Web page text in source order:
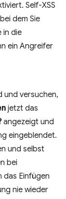
Self-XSS
dem Sie
in die
ein Angreifer
und versuchen,
jetzt das
angezeigt und
eingeblendet.
und selbst
bei
das Einfügen
nie wieder